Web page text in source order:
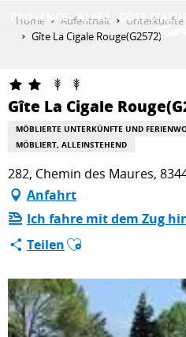
ENTDECKEN
AKTIVITÄTEN
AUFENTHALT
ESPACE PRO
Home Aufenthalt Unterkünfte
Gîte La Cigale Rouge(G2572)
Gîte La Cigale
MÖBLIERTE UNTERKÜNFTE UND
MÖBLIERT, ALLEINSTEHEND
282, Chemin des Maures,
Anfahrt
Ich fahre mit dem Zug
TeilenAjouter aux favoris